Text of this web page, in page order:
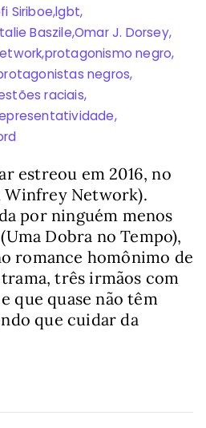
Siriboe,lgbt,
Baszile,Omar J. Dorsey,
,protagonismo negro,
negros,
raciais,
,
estreou em 2016, no
Winfrey Network).
por ninguém menos
Dobra no Tempo),
romance homônimo de
três irmãos com
que quase não têm
que cuidar da